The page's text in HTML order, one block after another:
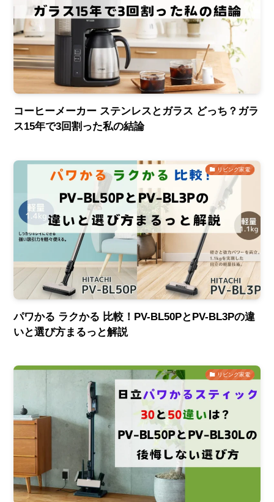
コーヒーメーカー ステンレスとガラス どっち？ガラ
ス15年で3回割った私の結論
リビング家電
パワかる ラクかる 比較！PV-BL50PとPV-BL3Pの違
いと選び方まるっと解説
リビング家電